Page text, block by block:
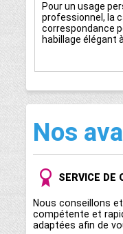
Pour un usage
professionnel, la
correspondance
habillage élégant
Nos
SERVICE DE
Nous conseillons
compétente et
adaptées afin de